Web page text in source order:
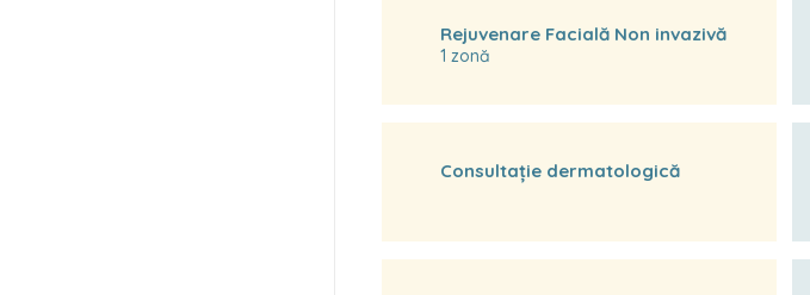
Rejuvenare Facială Non invazivă
1 zonă
Consultație dermatologică